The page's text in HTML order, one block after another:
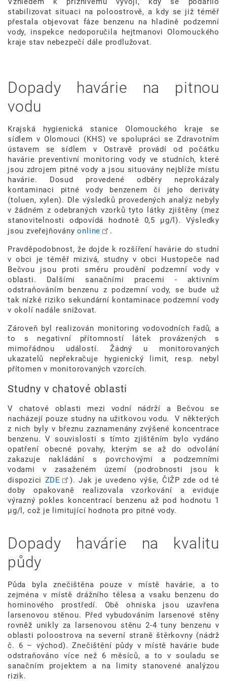
stabilizovat situaci na poloostrově, a kdy se již téměř
přestala objevovat fáze benzenu na hladině podzemní
vody, inspekce nedoporučila hejtmanovi Olomouckého
kraje stav nebezpečí dále prodlužovat.
Dopady havárie na pitnou
vodu
Krajská hygienická stanice Olomouckého kraje se
sídlem v Olomouci (KHS) ve spolupráci se Zdravotním
ústavem se sídlem v Ostravě provádí od počátku
havárie preventivní monitoring vody ve studních, které
jsou zdrojem pitné vody a jsou situovány nejblíže místu
havárie. Dosud provedené odběry neprokázaly
kontaminaci pitné vody benzenem či jeho deriváty
(toluen, xylen). Dle výsledků provedených analýz nebyly
v žádném z odebraných vzorků tyto látky zjištěny (mez
stanovitelnosti odpovídá hodnotě 0,5 μg/l). Výsledky
jsou zveřejňoványonline
.
Pravděpodobnost, že dojde k rozšíření havárie do studní
v obci je téměř mizivá, studny v obci Hustopeče nad
Bečvou jsou proti směru proudění podzemní vody v
oblasti. Dalšími sanačními pracemi - aktivním
odstraňováním benzenu z podzemní vody, se bude už
tak nízké riziko sekundární kontaminace podzemní vody
v okolí nadále snižovat.
Zároveň byl realizován monitoring vodovodních řadů, a
to s negativní přítomností látek provázených s
mimořádnou událostí. Žádný u monitorovaných
ukazatelů nepřekračuje hygienický limit, resp. nebyl
přítomen v monitorovaných vzorcích.
Studny v chatové oblasti
V chatové oblasti mezi vodní nádrží a Bečvou se
nacházejí pouze studny na užitkovou vodu. V některých
z nich byly v březnu zaznamenány zvýšené koncentrace
benzenu. V souvislosti s tímto zjištěním bylo vydáno
opatření obecné povahy, kterým se až do odvolání
zakazuje nakládání s povrchovými a podzemními
vodami v zasaženém území (podrobnosti jsou k
dispozici ZDE
). Jak je uvedeno výše, ČIŽP zde od té
doby opakovaně realizovala vzorkování a eviduje
výrazný pokles koncentrací benzenu až pod hodnotu 1
µg/l, což je limitující hodnota pro pitné vody.
Dopady havárie na kvalitu
půdy
Půda byla znečištěna pouze v místě havárie, a to
zejména v místě drážního tělesa a vsaku benzenu do
horninového prostředí. Obě ohniska jsou uzavřena
larsenovou stěnou. Před vybudováním larsenové stěny
rovněž unikly za larsenovou stěnu 2-4 tuny benzenu v
oblasti poloostrova na severní straně štěrkovny (nádrž
č. 6 – východ). Znečištění půdy v místě havárie bude
odstraňováno více než 6 měsíců, a to v souladu se
sanačním projektem a na limity stanovené analýzou
rizik.